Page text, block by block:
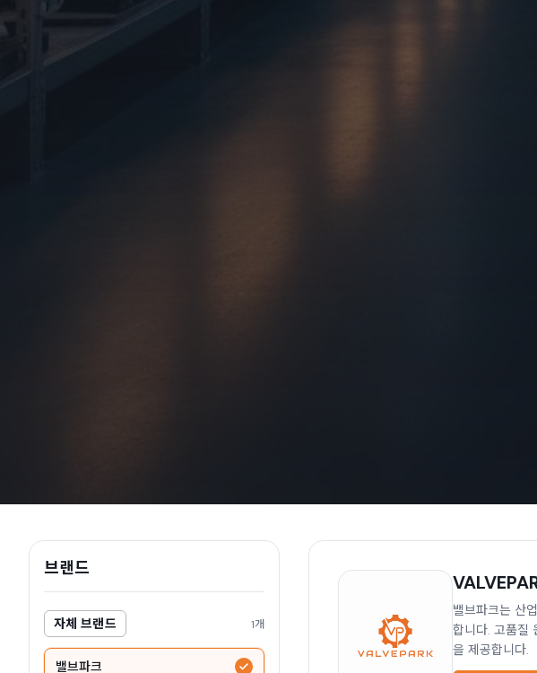
브랜드
자체 브랜드 1개
밸브파크
밸브파크는 산
합니다. 고품질
을 제공합니다.